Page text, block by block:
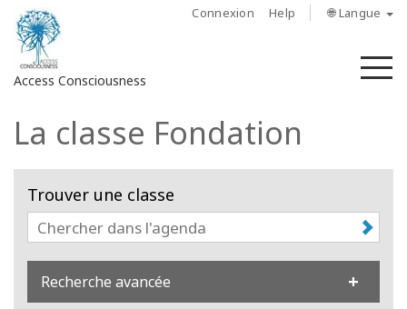
Connexion Help 🌐 Langue
Access Consciousness
La classe Fondation
Trouver une classe
Recherche avancée